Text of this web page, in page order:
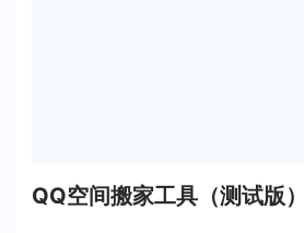
QQ空间搬家工具（测试版